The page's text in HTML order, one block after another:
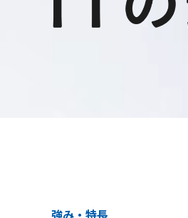
強み・特長